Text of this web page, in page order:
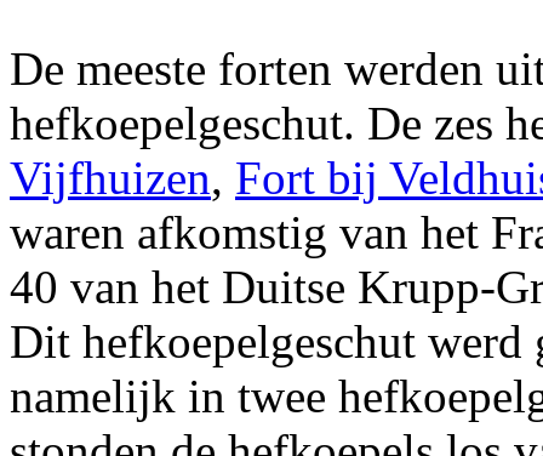
De meeste forten werden
hefkoepelgeschut. De zes
Vijfhuizen, Fort bij
waren afkomstig van het
40 van het Duitse Krupp-
Dit hefkoepelgeschut werd
namelijk in twee